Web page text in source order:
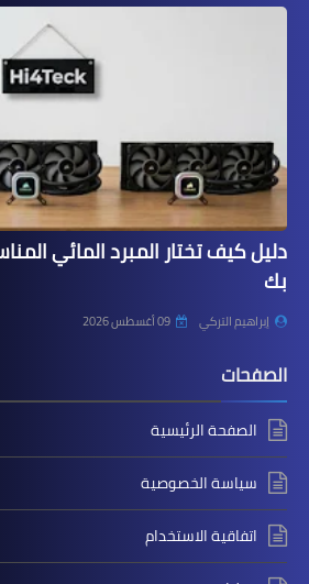
دليل كيف تختار المبرد المائي
بك
إبراهيم التركي 09 أغسطس 2026
الصفحات
الصفحة الرئيسية
سياسة الخصوصية
اتفاقية الاستخدام